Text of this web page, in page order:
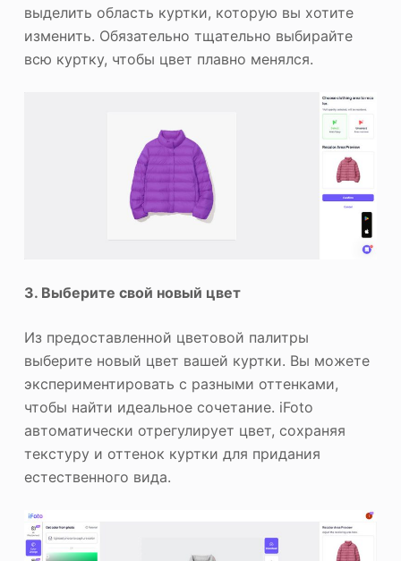
выделить область куртки, которую вы хотите
изменить. Обязательно тщательно выбирайте
всю куртку, чтобы цвет плавно менялся.
3. Выберите свой новый цвет
Из предоставленной цветовой палитры
выберите новый цвет вашей куртки. Вы можете
экспериментировать с разными оттенками,
чтобы найти идеальное сочетание. iFoto
автоматически отрегулирует цвет, сохраняя
текстуру и оттенок куртки для придания
естественного вида.